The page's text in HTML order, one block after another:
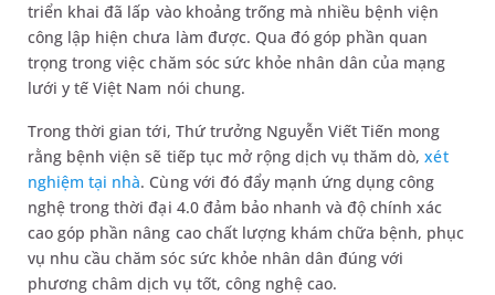
triển khai đã lấp vào khoảng trống mà nhiều bệnh viện
công lập hiện chưa làm được. Qua đó góp phần quan
trọng trong việc chăm sóc sức khỏe nhân dân của mạng
lưới y tế Việt Nam nói chung.
Trong thời gian tới, Thứ trưởng Nguyễn Viết Tiến mong
rằng bệnh viện sẽ tiếp tục mở rộng dịch vụ thăm dò,xét
nghiệm tại nhà. Cùng với đó đẩy mạnh ứng dụng công
nghệ trong thời đại 4.0 đảm bảo nhanh và độ chính xác
cao góp phần nâng cao chất lượng khám chữa bệnh, phục
vụ nhu cầu chăm sóc sức khỏe nhân dân đúng với
phương châm dịch vụ tốt, công nghệ cao.